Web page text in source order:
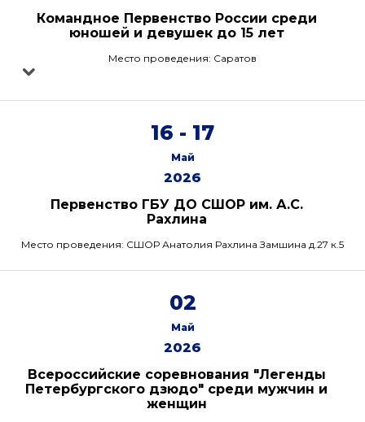
Командное Первенство России среди
юношей и девушек до 15 лет
Место проведения: Саратов
16 - 17
Май
2026
Первенство ГБУ ДО СШОР им. А.С.
Рахлина
Место проведения: СШОР Анатолия Рахлина Замшина д.27 к.5
02
Май
2026
Всероссийские соревнования "Легенды
Петербургского дзюдо" среди мужчин и
женщин